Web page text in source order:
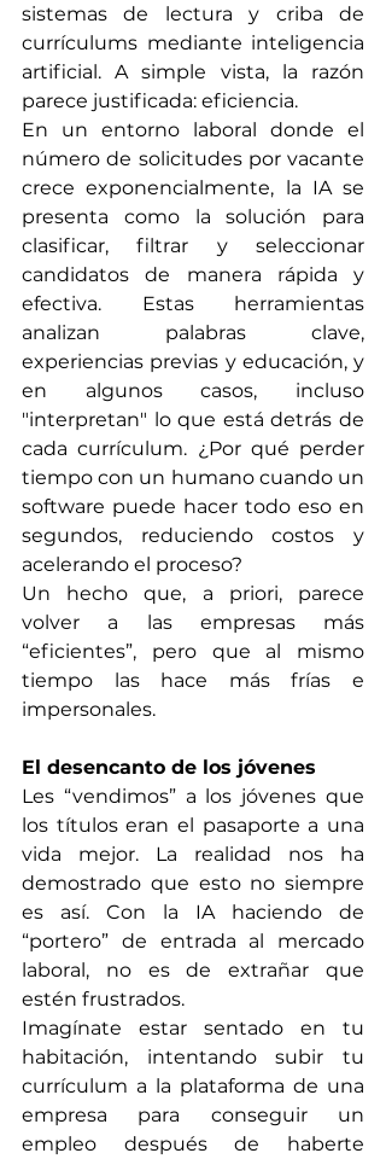
sistemas de lectura y criba de
currículums mediante inteligencia
artificial. A simple vista, la razón
parece justificada: eficiencia.
En un entorno laboral donde el
número de solicitudes por vacante
crece exponencialmente, la IA se
presenta como la solución para
clasificar, filtrar y seleccionar
candidatos de manera rápida y
efectiva. Estas herramientas
analizan palabras clave,
experiencias previas y educación, y
en algunos casos, incluso
"interpretan" lo que está detrás de
cada currículum. ¿Por qué perder
tiempo con un humano cuando un
software puede hacer todo eso en
segundos, reduciendo costos y
acelerando el proceso?
Un hecho que, a priori, parece
volver a las empresas más
“eficientes”, pero que al mismo
tiempo las hace más frías e
impersonales.
El desencanto de los jóvenes
Les “vendimos” a los jóvenes que
los títulos eran el pasaporte a una
vida mejor. La realidad nos ha
demostrado que esto no siempre
es así. Con la IA haciendo de
“portero” de entrada al mercado
laboral, no es de extrañar que
estén frustrados.
Imagínate estar sentado en tu
habitación, intentando subir tu
currículum a la plataforma de una
empresa para conseguir un
empleo después de haberte